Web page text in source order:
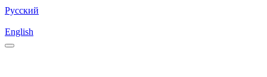
Русский
English